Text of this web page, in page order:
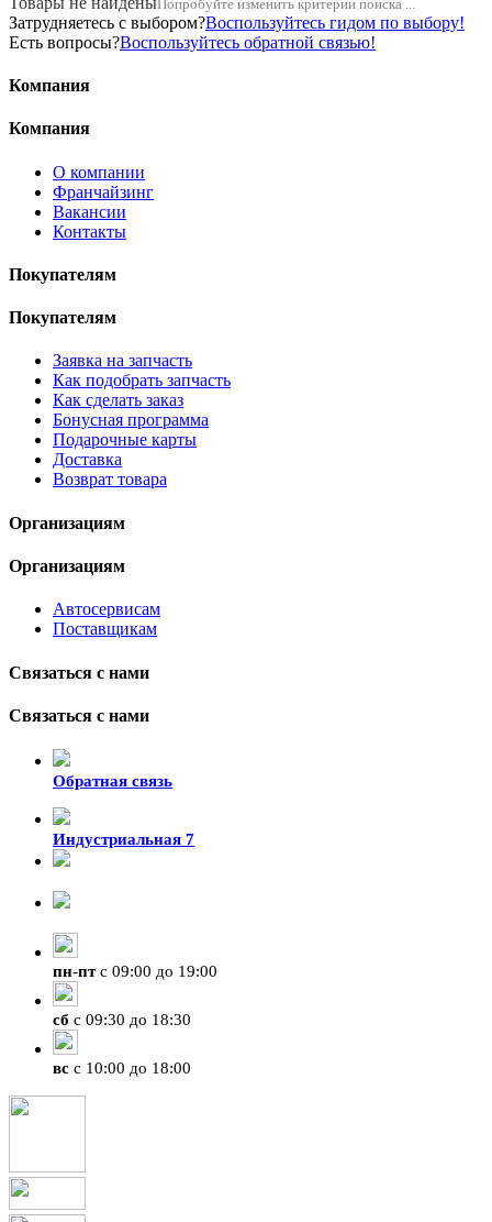
Попробуйте изменить критерии поиска ...
Затрудняетесь с выбором?Воспользуйтесь гидом по выбору!
Есть вопросы?Воспользуйтесь обратной связью!
Компания
Компания
О компании
Франчайзинг
Вакансии
Контакты
Покупателям
Покупателям
Заявка на запчасть
Как подобрать запчасть
Как сделать заказ
Бонусная программа
Подарочные карты
Доставка
Возврат товара
Организациям
Организациям
Автосервисам
Поставщикам
Связаться с нами
Связаться с нами
Обратная связь
Индустриальная 7
пн-птс 09:00 до 19:00
сб с 09:30 до 18:30
вс с 10:00 до 18:00